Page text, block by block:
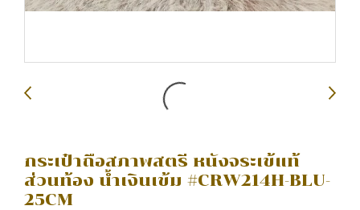
กระเป๋าถือสภาพสตรี หนังจระเข้แท้
ส่วนท้อง น้ำเงินเข้ม #CRW214H-BLU-
25CM